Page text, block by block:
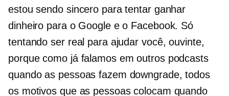
estou sendo sincero para tentar ganhar
dinheiro para o Google e o Facebook. Só
tentando ser real para ajudar você, ouvinte,
porque como já falamos em outros podcasts
quando as pessoas fazem downgrade, todos
os motivos que as pessoas colocam quando